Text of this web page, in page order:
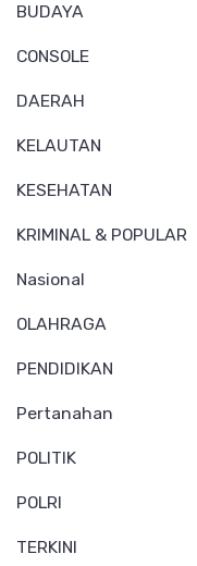
BUDAYA
CONSOLE
DAERAH
KELAUTAN
KESEHATAN
KRIMINAL & POPULAR
Nasional
OLAHRAGA
PENDIDIKAN
Pertanahan
POLITIK
POLRI
TERKINI